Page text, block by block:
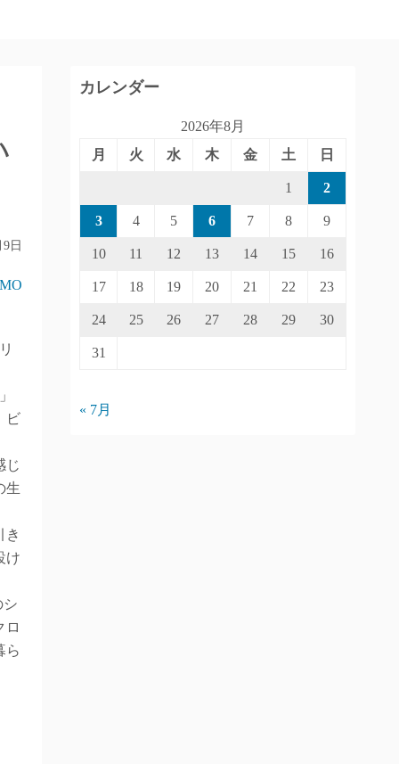
日
ビ
じ
生
き
け
シ
ロ
ら
カレンダー
2026年8月
月
火 水 木 金 土 日
1 2
3 4 5 6 7 8 9
10 11 12 13 14 15 16
17 18 19 20 21 22 23
24 25 26 27 28 29 30
31
« 7月